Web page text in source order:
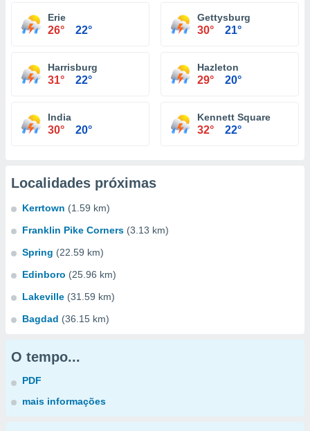
Erie
26° 22°
Gettysburg
30° 21°
Harrisburg
31° 22°
Hazleton
29° 20°
India
30° 20°
Kennett Square
32° 22°
Localidades próximas
Kerrtown (1.59 km)
Franklin Pike Corners (3.13 km)
Spring (22.59 km)
Edinboro (25.96 km)
Lakeville (31.59 km)
Bagdad (36.15 km)
O tempo...
PDF
mais informações